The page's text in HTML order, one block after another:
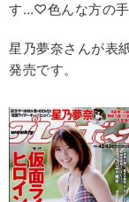
す…♡色んな方の手
星乃夢奈さんが表
発売です。